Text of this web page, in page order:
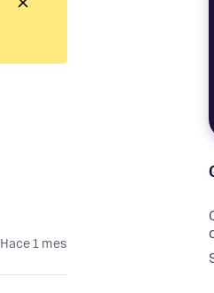
Hace 1 mes